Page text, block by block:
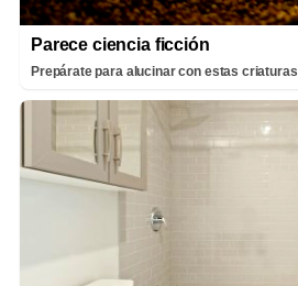
Parece ciencia ficción
Prepárate para alucinar con estas criaturas